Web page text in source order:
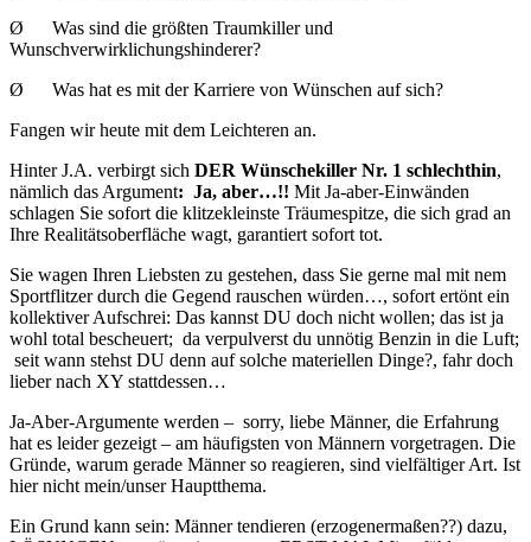
Ø Was sind die größten Traumkiller und
Wunschverwirklichungshinderer?
Ø Was hat es mit der Karriere von Wünschen auf sich?
Fangen wir heute mit dem Leichteren an.
Hinter J.A. verbirgt sich DER Wünschekiller Nr. 1 schlechthin,
nämlich das Argument: Ja, aber…!! Mit Ja-aber-Einwänden
schlagen Sie sofort die klitzekleinste Träumespitze, die sich grad an
Ihre Realitätsoberfläche wagt, garantiert sofort tot.
Sie wagen Ihren Liebsten zu gestehen, dass Sie gerne mal mit nem
Sportflitzer durch die Gegend rauschen würden…, sofort ertönt ein
kollektiver Aufschrei: Das kannst DU doch nicht wollen; das ist ja
wohl total bescheuert; da verpulverst du unnötig Benzin in die Luft;
seit wann stehst DU denn auf solche materiellen Dinge?, fahr doch
lieber nach XY stattdessen…
Ja-Aber-Argumente werden – sorry, liebe Männer, die Erfahrung
hat es leider gezeigt – am häufigsten von Männern vorgetragen. Die
Gründe, warum gerade Männer so reagieren, sind vielfältiger Art. Ist
hier nicht mein/unser Hauptthema.
Ein Grund kann sein: Männer tendieren (erzogenermaßen??) dazu,